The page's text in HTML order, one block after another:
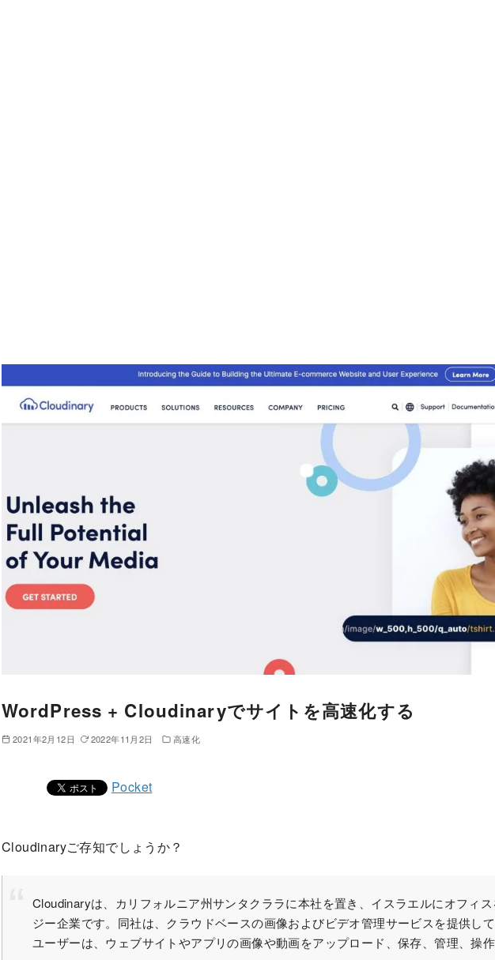
WordPress + Cloudinaryでサイトを高速化する
2021年2月12日 2022年11月2日 高速化
Pocket
Cloudinaryご存知でしょうか？
Cloudinaryは、カリフォルニア州サンタクララに本社を置き、イスラエルにオフィ
ジー企業です。同社は、クラウドベースの画像およびビデオ管理サービスを提供して
ユーザーは、ウェブサイトやアプリの画像や動画をアップロード、保存、管理、操作